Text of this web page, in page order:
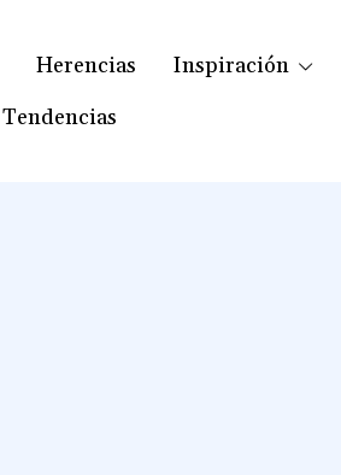
Herencias
Inspiración
Tendencias